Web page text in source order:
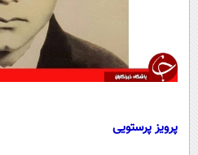
پرویز پرستویی